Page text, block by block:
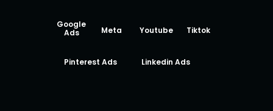
Google
Ads
Meta Youtube Tiktok
Pinterest Ads Linkedin Ads